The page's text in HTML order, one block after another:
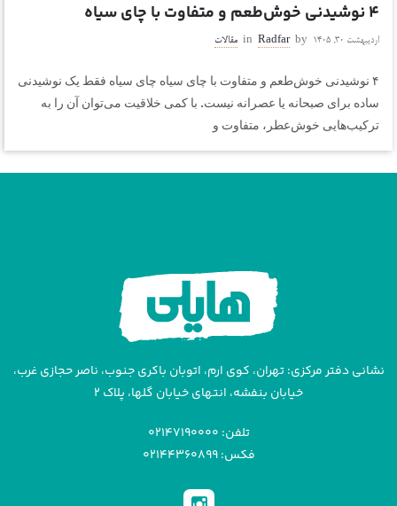
۴ نوشیدنی خوش‌طعم و متفاوت با چای سیاه
اردیبهشت ۳۰, ۱۴۰۵ by
Radfar
in مقالات
۴ نوشیدنی خوش‌طعم و متفاوت با چای سیاه چای سیاه فقط یک نوشیدنی
ساده برای صبحانه یا عصرانه نیست. با کمی خلاقیت می‌توان آن را به
ترکیب‌هایی خوش‌عطر، متفاوت و
نشانی دفتر مرکزی: تهران، کوی ارم، اتوبان باکری جنوب، ناصر حجازی غرب،
خیابان بنفشه، انتهای خیابان گلها، پلاک ۲
تلفن: ۰۲۱۴۷۱۹۰۰۰۰
فکس: ۰۲۱۴۴۳۶۰۸۹۹